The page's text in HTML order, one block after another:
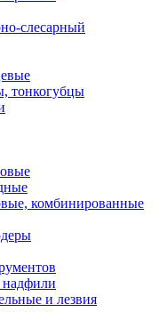
слесарный
тонкогубцы
комбинированные
и лезвия